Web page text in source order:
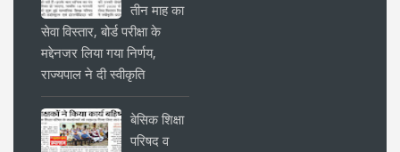
तीन माह का
सेवा विस्तार, बोर्ड परीक्षा के
मद्देनजर लिया गया निर्णय,
राज्यपाल ने दी स्वीकृति
बेसिक शिक्षा
परिषद व